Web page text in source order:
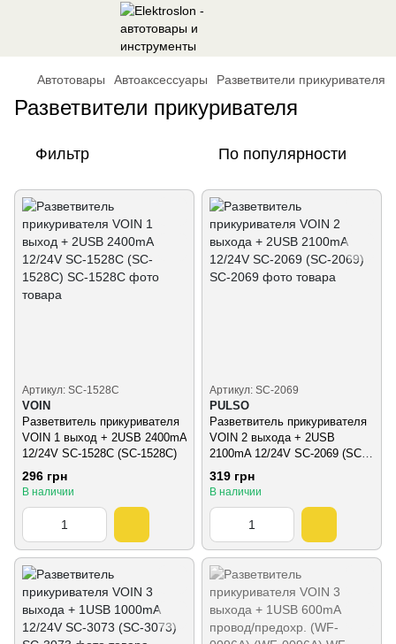
Автотовары Автоаксессуары Разветвители прикуривателя
Разветвители прикуривателя
Фильтр По популярности
Артикул: SC-1528C
VOIN
Разветвитель прикуривателя
VOIN 1 выход + 2USB 2400mA
12/24V SC-1528С (SC-1528C)
296 грн
В наличии
Артикул: SC-2069
PULSO
Разветвитель прикуривателя
VOIN 2 выхода + 2USB
2100mA 12/24V SC-2069 (SC-
2069)
319 грн
В наличии